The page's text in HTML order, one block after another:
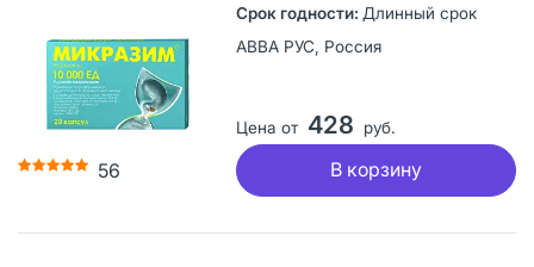
56
Длинный срок
АВВА РУС, Россия
Цена от 428 руб.
В корзину